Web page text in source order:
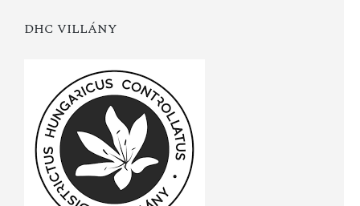
DHC VILLÁNY